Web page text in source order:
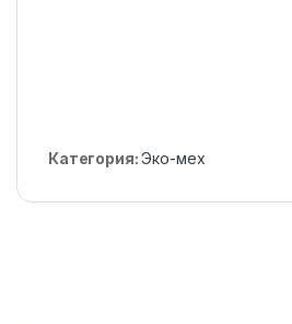
Категория:Эко-мех